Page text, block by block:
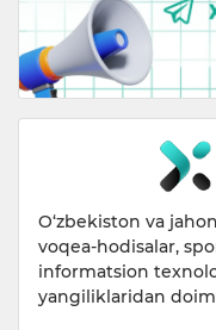
O‘zbekiston va
voqea-hodisalar,
informatsion
yangiliklaridan